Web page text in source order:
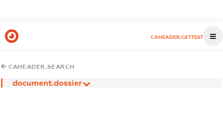
CAHEADER.GETTEST
CAHEADER.SEARCH
document.dossier